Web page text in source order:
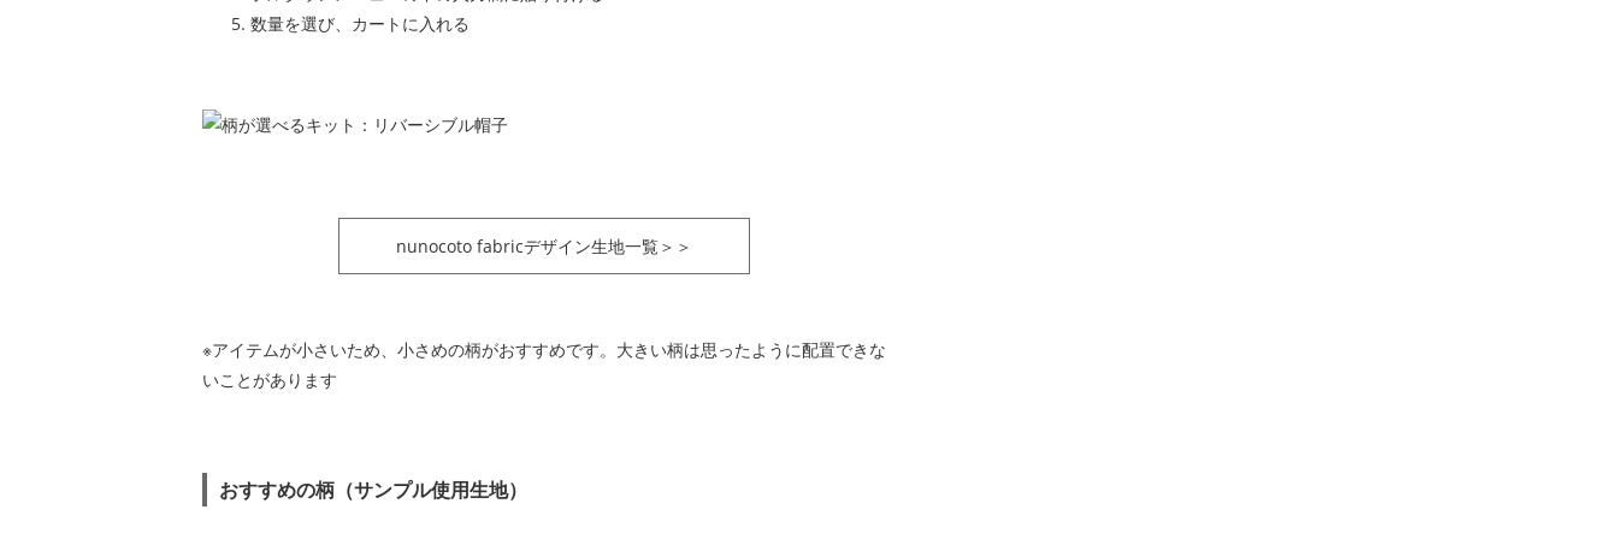
数量を選び、カートに入れる
nunocoto fabricデザイン生地一覧＞＞
※アイテムが小さいため、小さめの柄がおすすめです。大きい柄は思ったように配置できな
いことがあります
おすすめの柄（サンプル使用生地）